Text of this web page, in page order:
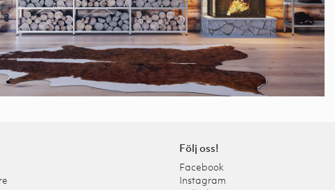
Följ oss!
Facebook
Instagram